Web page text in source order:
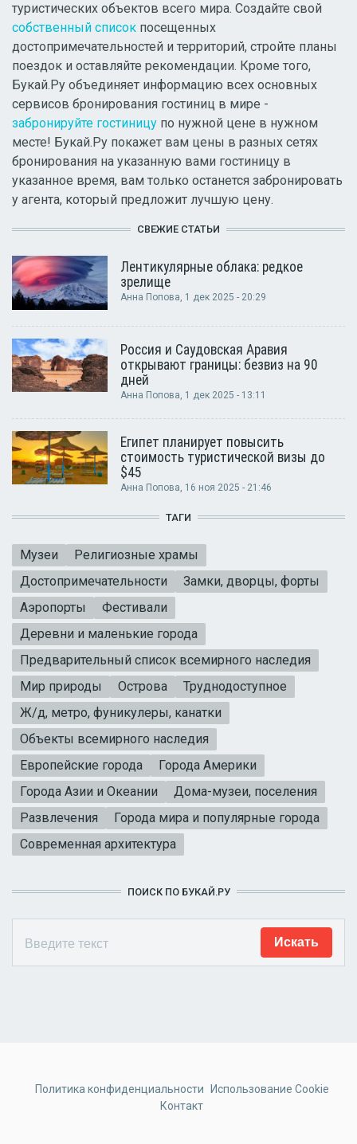
туристических объектов всего мира. Создайте свой
собственный список посещенных
достопримечательностей и территорий, стройте планы
поездок и оставляйте рекомендации. Кроме того,
Букай.Ру объединяет информацию всех основных
сервисов бронирования гостиниц в мире -
забронируйте гостиницу по нужной цене в нужном
месте! Букай.Ру покажет вам цены в разных сетях
бронирования на указанную вами гостиницу в
указанное время, вам только останется забронировать
у агента, который предложит лучшую цену.
СВЕЖИЕ СТАТЬИ
Лентикулярные облака: редкое
зрелище
Анна Попова, 1 дек 2025 - 20:29
Россия и Саудовская Аравия
открывают границы: безвиз на 90
дней
Анна Попова , 1 дек 2025 - 13:11
Египет планирует повысить
стоимость туристической визы до
$45
Анна Попова , 16 ноя 2025 - 21:46
ТАГИ
Музеи
Религиозные храмы
Достопримечательности
Замки, дворцы, форты
Аэропорты
Фестивали
Деревни и маленькие города
Предварительный список всемирного наследия
Мир природы
Острова
Труднодоступное
Ж/д, метро, фуникулеры, канатки
Объекты всемирного наследия
Европейские города
Города Америки
Города Азии и Океании
Дома-музеи, поселения
Развлечения
Города мира и популярные города
Современная архитектура
ПОИСК ПО БУКАЙ.РУ
Политика конфиденциальности
Использование Cookie
Контакт